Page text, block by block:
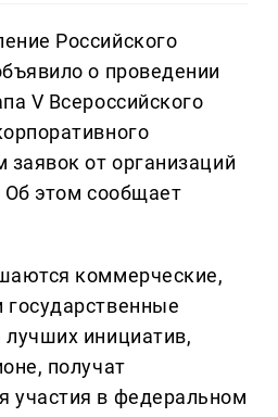
Российского
о проведении
V Всероссийского
заявок от организаций
Об этом сообщает
коммерческие,
инициатив,
получат
участия в федеральном